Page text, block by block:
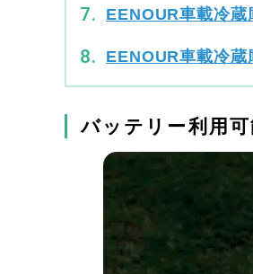
EENOUR車載冷蔵
EENOUR車載冷蔵
バッテリー利用可